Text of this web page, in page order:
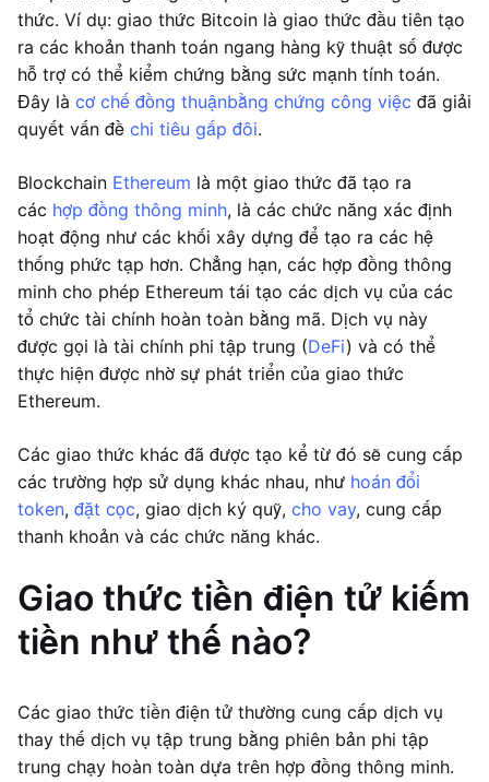
thức. Ví dụ: giao thức Bitcoin là giao thức đầu tiên tạo
ra các khoản thanh toán ngang hàng kỹ thuật số được
hỗ trợ có thể kiểm chứng bằng sức mạnh tính toán.
Đây là cơ chế đồng thuậnbằng chứng công việc đã giải
quyết vấn đề chi tiêu gấp đôi.
Blockchain Ethereum là một giao thức đã tạo ra
các hợp đồng thông minh, là các chức năng xác định
hoạt động như các khối xây dựng để tạo ra các hệ
thống phức tạp hơn. Chẳng hạn, các hợp đồng thông
minh cho phép Ethereum tái tạo các dịch vụ của các
tổ chức tài chính hoàn toàn bằng mã. Dịch vụ này
được gọi là tài chính phi tập trung (DeFi) và có thể
thực hiện được nhờ sự phát triển của giao thức
Ethereum.
Các giao thức khác đã được tạo kể từ đó sẽ cung cấp
các trường hợp sử dụng khác nhau, như hoán đổi
token, đặt cọc, giao dịch ký quỹ, cho vay, cung cấp
thanh khoản và các chức năng khác.
Giao thức tiền điện tử kiếm
tiền như thế nào?
Các giao thức tiền điện tử thường cung cấp dịch vụ
thay thế dịch vụ tập trung bằng phiên bản phi tập
trung chạy hoàn toàn dựa trên hợp đồng thông minh.